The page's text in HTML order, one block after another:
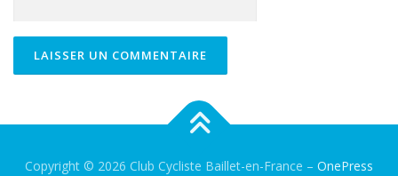
Copyright © 2026 Club Cycliste Baillet-en-France – OnePress